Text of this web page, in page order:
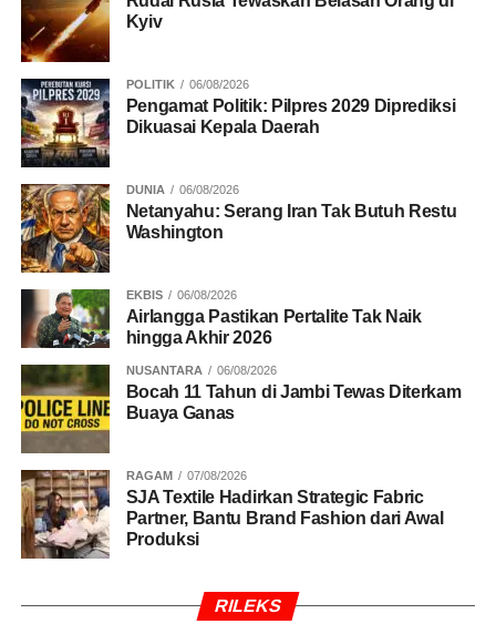
Kyiv
POLITIK 06/08/2026
Pengamat Politik: Pilpres 2029 Diprediksi
Dikuasai Kepala Daerah
DUNIA 06/08/2026
Netanyahu: Serang Iran Tak Butuh Restu
Washington
EKBIS 06/08/2026
Airlangga Pastikan Pertalite Tak Naik
hingga Akhir 2026
NUSANTARA 06/08/2026
Bocah 11 Tahun di Jambi Tewas Diterkam
Buaya Ganas
RAGAM 07/08/2026
SJA Textile Hadirkan Strategic Fabric
Partner, Bantu Brand Fashion dari Awal
Produksi
RILEKS